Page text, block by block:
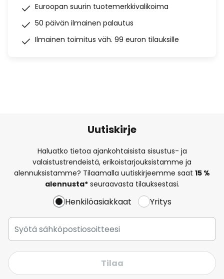
Euroopan suurin tuotemerkkivalikoima
50 päivän ilmainen palautus
Ilmainen toimitus väh. 99 euron tilauksille
Uutiskirje
Haluatko tietoa ajankohtaisista sisustus- ja
valaistustrendeistä, erikoistarjouksistamme ja
alennuksistamme? Tilaamalla uutiskirjeemme saat 15 %
alennusta*seuraavasta tilauksestasi.
Henkilöasiakkaat Yritys
Tilaa